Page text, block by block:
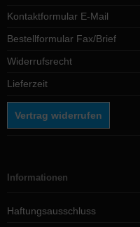
Kontaktformular E-Mail
Bestellformular Fax/Brief
Widerrufsrecht
Lieferzeit
Vertrag widerrufen
Informationen
Haftungsausschluss